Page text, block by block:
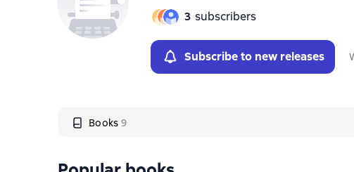
3 subscribers
Subscribe to new releases
Books 9